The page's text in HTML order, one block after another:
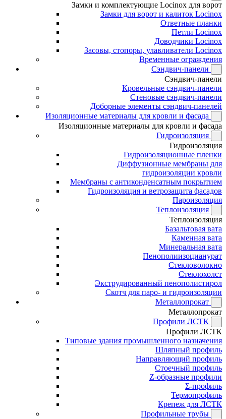
Замки и комплектующие Locinox для ворот
Замки для ворот и калиток Locinox
Ответные планки
Петли Locinox
Доводчики Locinox
Засовы, стопоры, улавливатели Locinox
Временные ограждения
Сэндвич-панели
Сэндвич-панели
Кровельные сэндвич-панели
Стеновые сэндвич-панели
Доборные элементы сэндвич-панелей
Изоляционные материалы для кровли и фасада
Изоляционные материалы для кровли и фасада
Гидроизоляция
Гидроизоляция
Гидроизоляционные пленки
Диффузионные мембраны для
гидроизоляции кровли
Мембраны с антиконденсатным покрытием
Гидроизоляция и ветрозащита фасадов
Пароизоляция
Теплоизоляция
Теплоизоляция
Базальтовая вата
Каменная вата
Минеральная вата
Пенополиизоцианурат
Стекловолокно
Стеклохолст
Экструдированный пенополистирол
Скотч для паро- и гидроизоляции
Металлопрокат
Металлопрокат
Профили ЛСТК
Профили ЛСТК
Типовые здания промышленного назначения
Шляпный профиль
Направляющий профиль
Стоечный профиль
Z-образные профили
Σ-профиль
Термопрофиль
Крепеж для ЛСТК
Профильные трубы